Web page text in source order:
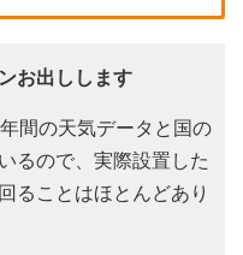
お出しします
間の天気データと国の
るので、実際設置した
ることはほとんどあり